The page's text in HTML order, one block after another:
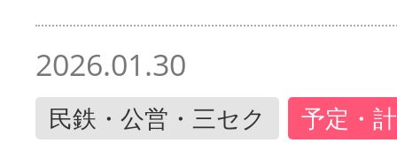
2026.01.30
民鉄・公営・三セク 予定・